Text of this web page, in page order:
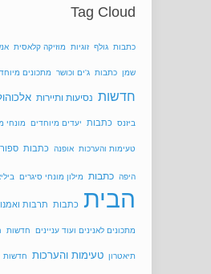
Tag Cloud
כתבות גולף זוגיות מוזיקה קלאסית
שמן כתבות ג'ים וכושר מתכונים
חדשות נסיעות ותיירות
ביזנס כתבות יעדים מיוחדים מונחי
טעימות והערכות אופנה כתבות
היפה כתבות מילון מונחי סיגרים
הבית כתבות תרבות
מתכונים לאנינים ועוד עניינים חדשות
תיאטרון טעימות והערכות חדשות